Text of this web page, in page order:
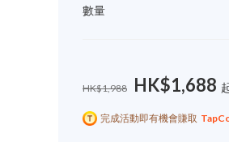
數量
HK$1,988 HK$1,688
完成活動即有機會賺取